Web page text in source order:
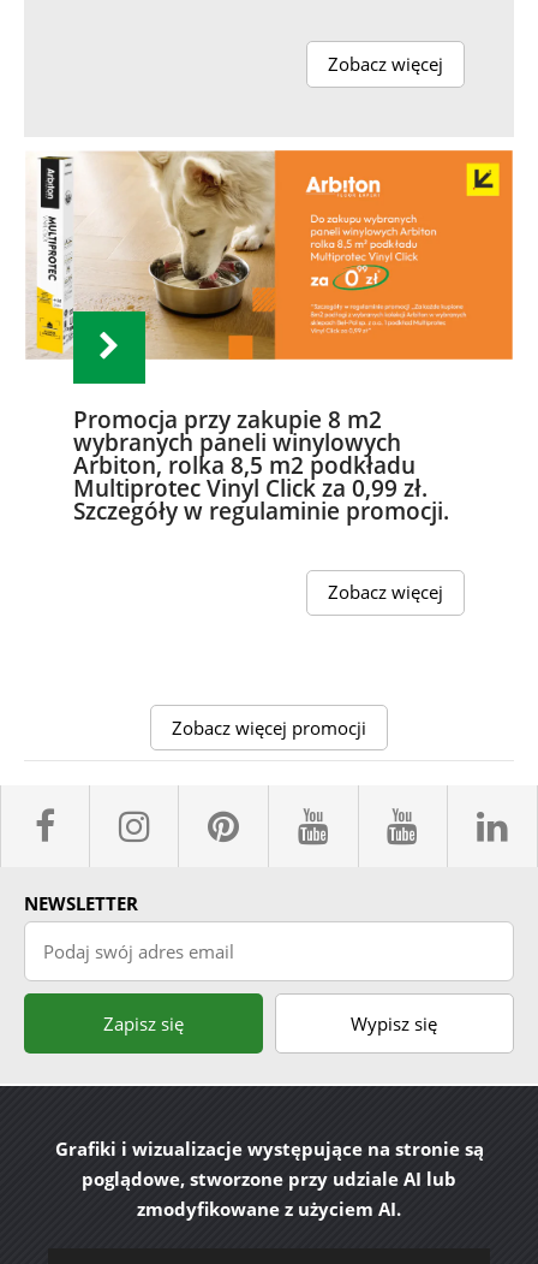
Zobacz więcej
Promocja przy zakupie 8 m2
wybranych paneli winylowych
Arbiton, rolka 8,5 m2 podkładu
Multiprotec Vinyl Click za 0,99 zł.
Szczegóły w regulaminie promocji.
Zobacz więcej
Zobacz więcej promocji
facebook sklepyBELPOL
instagram
pinterestyoutube
NEWSLETTER
Podaj swój adres email
Zapisz się Wypisz się
Grafiki i wizualizacje występujące na stronie są
poglądowe, stworzone przy udziale AI lub
zmodyfikowane z użyciem AI.